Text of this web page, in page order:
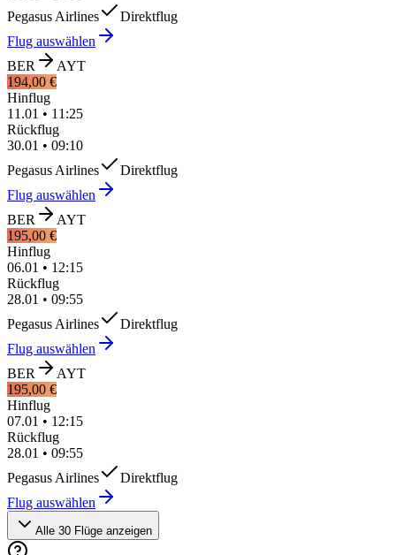
Pegasus Airlines
Direktflug
Flug auswählen
BER
AYT
194,00 €
Hinflug
11.01 • 11:25
Rückflug
30.01 • 09:10
Pegasus Airlines
Direktflug
Flug auswählen
BER
AYT
195,00 €
Hinflug
06.01 • 12:15
Rückflug
28.01 • 09:55
Pegasus Airlines
Direktflug
Flug auswählen
BER
AYT
195,00 €
Hinflug
07.01 • 12:15
Rückflug
28.01 • 09:55
Pegasus Airlines
Direktflug
Flug auswählen
Alle 30 Flüge anzeigen